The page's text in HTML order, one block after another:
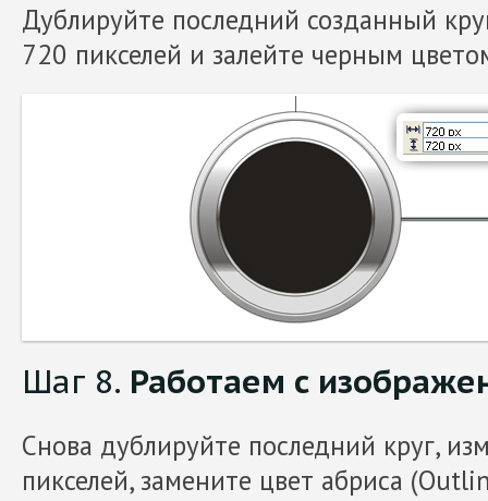
Дублируйте последний созданный
720 пикселей и залейте черным
Шаг 8. Работаем с
Снова дублируйте последний круг,
пикселей, замените цвет абриса